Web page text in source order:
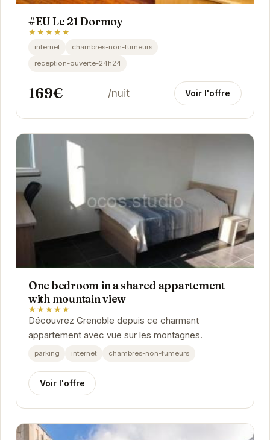
#EU Le 21 Dormoy
★★★★★
internet
chambres-non-fumeurs
reception-ouverte-24h24
169€ /nuit Voir l'offre
One bedroom in a shared appartement
with mountain view
★★★★★
Découvrez Grenoble depuis ce charmant
appartement avec vue sur les montagnes.
parking internet chambres-non-fumeurs
Voir l'offre